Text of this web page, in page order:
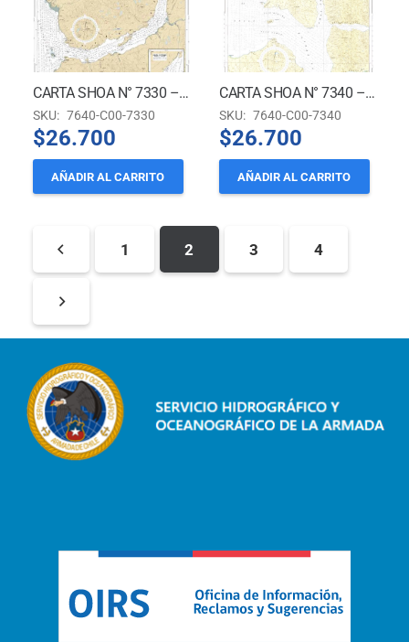
CARTA SHOA N° 7330 – ESTERO RELONCAVI *
SKU: 7640-C00-7330
$26.700
AÑADIR AL CARRITO
CARTA SHOA N° 7340 – GOLFO DE ANCUD – CANALES LLANCAHUE, HORNOPIRÉN, CHOLGO Y ESTERO COMAU *
SKU: 7640-C00-7340
$26.700
AÑADIR AL CARRITO
1 2 3 4